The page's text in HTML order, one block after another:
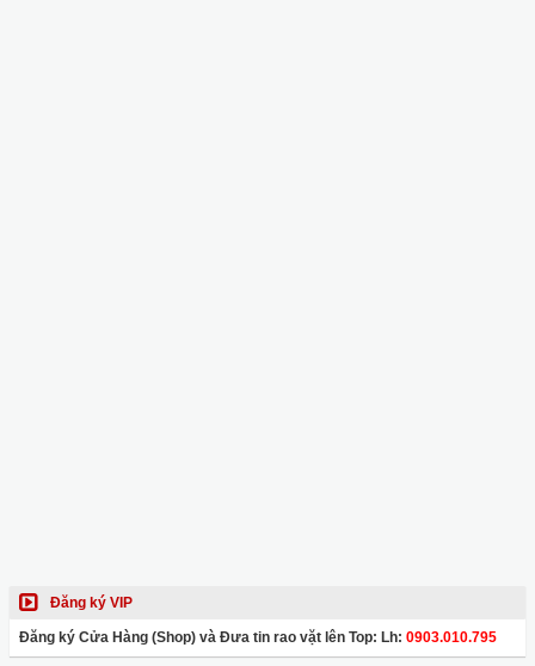
Đăng ký VIP
Đăng ký Cửa Hàng (Shop) và Đưa tin rao vặt lên Top: Lh: 0903.010.795